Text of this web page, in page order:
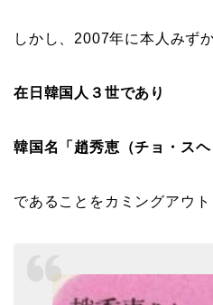
しかし、2007年に本人みず
在日韓国人３世であり
韓国名「趙秀恵（チョ・スヘ
であることをカミングアウト